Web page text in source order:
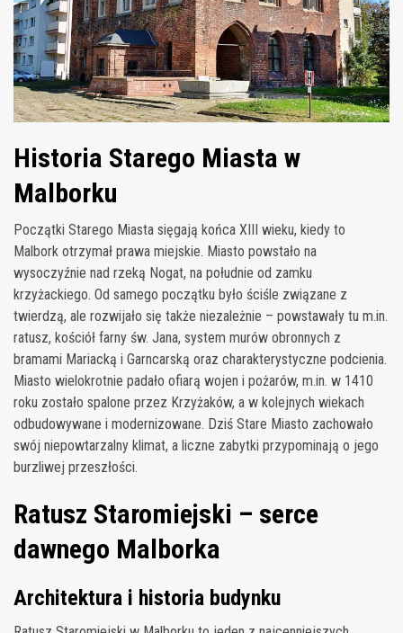
Historia Starego Miasta w
Malborku
Początki Starego Miasta sięgają końca XIII wieku, kiedy to
Malbork otrzymał prawa miejskie. Miasto powstało na
wysoczyźnie nad rzeką Nogat, na południe od zamku
krzyżackiego. Od samego początku było ściśle związane z
twierdzą, ale rozwijało się także niezależnie – powstawały tu m.in.
ratusz, kościół farny św. Jana, system murów obronnych z
bramami Mariacką i Garncarską oraz charakterystyczne podcienia.
Miasto wielokrotnie padało ofiarą wojen i pożarów, m.in. w 1410
roku zostało spalone przez Krzyżaków, a w kolejnych wiekach
odbudowywane i modernizowane. Dziś Stare Miasto zachowało
swój niepowtarzalny klimat, a liczne zabytki przypominają o jego
burzliwej przeszłości.
Ratusz Staromiejski – serce
dawnego Malborka
Architektura i historia budynku